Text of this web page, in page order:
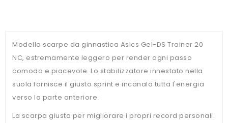
Modello scarpe da ginnastica Asics Gel-DS Trainer 20
NC, estremamente leggero per render ogni passo
comodo e piacevole. Lo stabilizzatore innestato nella
suola fornisce il giusto sprint e incanala tutta l'energia
verso la parte anteriore.
La scarpa giusta per migliorare i propri record personali.